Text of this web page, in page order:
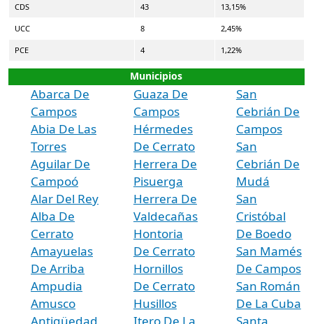
CDS 43 13,15%
UCC 8 2,45%
PCE 4 1,22%
Municipios
Abarca De
Campos
Abia De Las
Torres
Aguilar De
Campoó
Alar Del Rey
Alba De
Cerrato
Amayuelas
De Arriba
Ampudia
Amusco
Antigüedad
Guaza De
Campos
Hérmedes
De Cerrato
Herrera De
Pisuerga
Herrera De
Valdecañas
Hontoria
De Cerrato
Hornillos
De Cerrato
Husillos
Itero De La
San
Cebrián De
Campos
San
Cebrián De
Mudá
San
Cristóbal
De Boedo
San Mamés
De Campos
San Román
De La Cuba
Santa